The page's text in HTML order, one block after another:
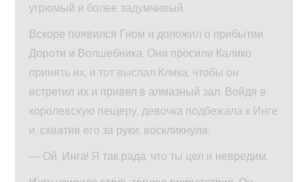
угрюмый и более задумчивый.
Вскоре появился Гном и доложил о прибытии
Дороти и Волшебника. Они просили Калико
принять их, и тот выслал Клика, чтобы он
встретил их и привел в алмазный зал. Войдя в
королевскую пещеру, девочка подбежала к Инге
и, схватив его за руки, воскликнула:
— Ой, Инга! Я так рада, что ты цел и невредим.